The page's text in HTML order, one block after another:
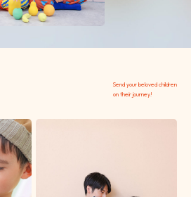
Send your beloved children
on their journey!